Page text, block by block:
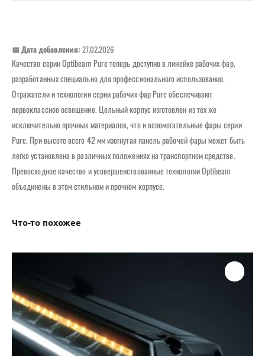
📅 Дата добавления: 27.02.2026
Качество серии Optibeam Pure теперь доступно в линейке рабочих фар,
разработанных специально для профессионального использования.
Отражатели и технологии серии рабочих фар Pure обеспечивают
первоклассное освещение. Цельный корпус изготовлен из тех же
исключительно прочных материалов, что и вспомогательные фары серии
Pure. При высоте всего 42 мм изогнутая панель рабочей фары может быть
легко установлена ​​в различных положениях на транспортном средстве.
Превосходное качество и усовершенствованные технологии Optibeam
объединены в этом стильном и прочном корпусе.
Что-то похожее